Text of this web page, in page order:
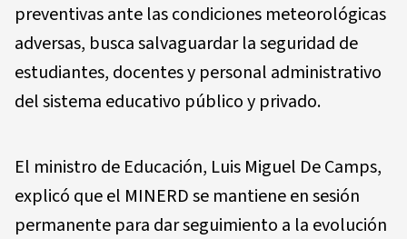
preventivas ante las condiciones meteorológicas
adversas, busca salvaguardar la seguridad de
estudiantes, docentes y personal administrativo
del sistema educativo público y privado.
El ministro de Educación, Luis Miguel De Camps,
explicó que el MINERD se mantiene en sesión
permanente para dar seguimiento a la evolución